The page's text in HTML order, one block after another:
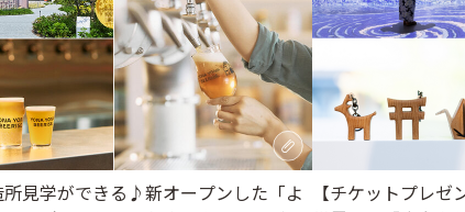
所見学ができる♪新オープンした「よ
【チケットプレ